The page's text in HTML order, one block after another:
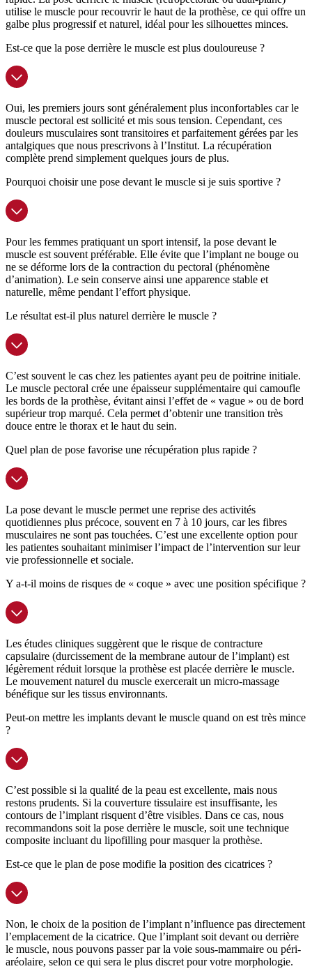
utilise le muscle pour recouvrir le haut de la prothèse, ce qui offre un
galbe plus progressif et naturel, idéal pour les silhouettes minces.
Est-ce que la pose derrière le muscle est plus douloureuse ?
Oui, les premiers jours sont généralement plus inconfortables car le
muscle pectoral est sollicité et mis sous tension. Cependant, ces
douleurs musculaires sont transitoires et parfaitement gérées par les
antalgiques que nous prescrivons à l’Institut. La récupération
complète prend simplement quelques jours de plus.
Pourquoi choisir une pose devant le muscle si je suis sportive ?
Pour les femmes pratiquant un sport intensif, la pose devant le
muscle est souvent préférable. Elle évite que l’implant ne bouge ou
ne se déforme lors de la contraction du pectoral (phénomène
d’animation). Le sein conserve ainsi une apparence stable et
naturelle, même pendant l’effort physique.
Le résultat est-il plus naturel derrière le muscle ?
C’est souvent le cas chez les patientes ayant peu de poitrine initiale.
Le muscle pectoral crée une épaisseur supplémentaire qui camoufle
les bords de la prothèse, évitant ainsi l’effet de « vague » ou de bord
supérieur trop marqué. Cela permet d’obtenir une transition très
douce entre le thorax et le haut du sein.
Quel plan de pose favorise une récupération plus rapide ?
La pose devant le muscle permet une reprise des activités
quotidiennes plus précoce, souvent en 7 à 10 jours, car les fibres
musculaires ne sont pas touchées. C’est une excellente option pour
les patientes souhaitant minimiser l’impact de l’intervention sur leur
vie professionnelle et sociale.
Y a-t-il moins de risques de « coque » avec une position spécifique ?
Les études cliniques suggèrent que le risque de contracture
capsulaire (durcissement de la membrane autour de l’implant) est
légèrement réduit lorsque la prothèse est placée derrière le muscle.
Le mouvement naturel du muscle exercerait un micro-massage
bénéfique sur les tissus environnants.
Peut-on mettre les implants devant le muscle quand on est très mince
?
C’est possible si la qualité de la peau est excellente, mais nous
restons prudents. Si la couverture tissulaire est insuffisante, les
contours de l’implant risquent d’être visibles. Dans ce cas, nous
recommandons soit la pose derrière le muscle, soit une technique
composite incluant du lipofilling pour masquer la prothèse.
Est-ce que le plan de pose modifie la position des cicatrices ?
Non, le choix de la position de l’implant n’influence pas directement
l’emplacement de la cicatrice. Que l’implant soit devant ou derrière
le muscle, nous pouvons passer par la voie sous-mammaire ou péri-
aréolaire, selon ce qui sera le plus discret pour votre morphologie.